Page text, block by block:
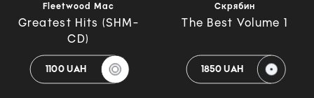
Fleetwood Mac
Greatest Hits (SHM-
CD)
1100 UAH
Скрябин
The Best Volume 1
1850 UAH